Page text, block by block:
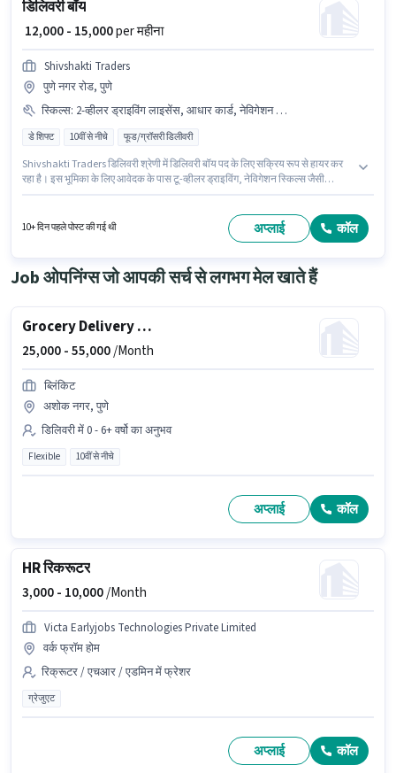
डिलिवरी बॉय
₹ 12,000 - 15,000per महीना
Shivshakti Traders
पुणे नगर रोड, पुणे
स्किल्स: 2-व्हीलर ड्राइविंग लाइसेंस, आधार कार्ड, नेविगेशन स्किल्स, टू-व्हीलर ड्राइविंग
डे शिफ्ट 10वीं से नीचे फूड/ग्रॉसरी डिलीवरी
Shivshakti Traders डिलिवरी श्रेणी में डिलिवरी बॉय पद के लिए सक्रिय रूप से हायर कर
रहा है। इस भूमिका के लिए आवेदक के पास टू-व्हीलर ड्राइविंग, नेविगेशन स्किल्स जैसी
पद के लिए आवश्यक दस्तावेज़ जैसे आधार कार्ड, 2-व्हीलर ड्राइविंग लाइसेंस का होना अनिवार्य
10+ दिन पहले पोस्ट की गई थी अप्लाई कॉल
Job ओपनिंग्स जो आपकी सर्च से लगभग मेल खाते हैं
Grocery Delivery Boy
25,000 -55,000/Month
ब्लिंकिट
अशोक नगर, पुणे
डिलिवरी में 0 - 6+ वर्षो का अनुभव
Flexible 10वीं से नीचे
अप्लाई कॉल
HR रिकरूटर
3,000 - 10,000/Month
Victa Earlyjobs Technologies Private Limited
वर्क फ्रॉम होम
रिक्रूटर / एचआर / एडमिन में फ्रेशर
ग्रेजुएट
अप्लाई कॉल